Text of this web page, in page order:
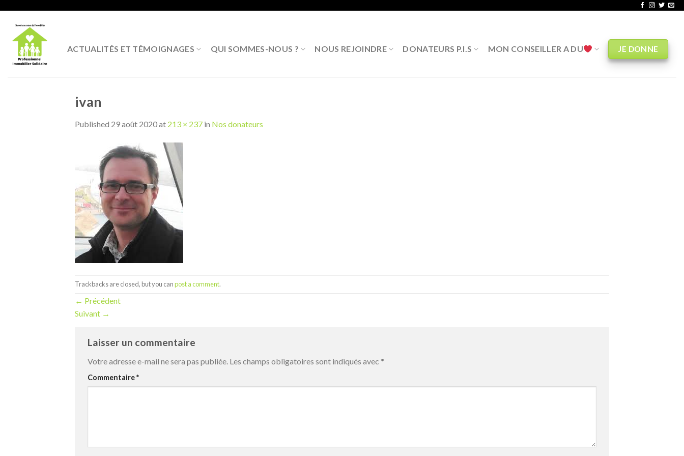
content
ACTUALITÉS ET TÉMOIGNAGES
QUI SOMMES-NOUS ? NOUS REJOINDRE DONATEURS P.I.S MON CONSEILLER A DU JE DONNE
ivan
Published 29 août 2020at 213 × 237 in Nos donateurs
Trackbacks are closed, but you canpost a comment.
← Précédent
Suivant →
Laisser un commentaire
Votre adresse e-mail ne sera pas publiée. Les champs obligatoires sont indiqués avec *
Commentaire*